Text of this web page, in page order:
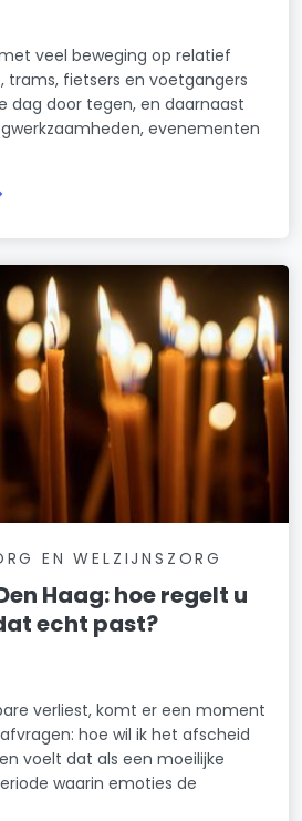
veel beweging op relatief
trams, fietsers en voetgangers
dag door tegen, en daarnaast
evenementen
EN WELZIJNSZORG
Haag: hoe regelt u
echt past?
verliest, komt er een moment
hoe wil ik het afscheid
voelt dat als een moeilijke
waarin emoties de